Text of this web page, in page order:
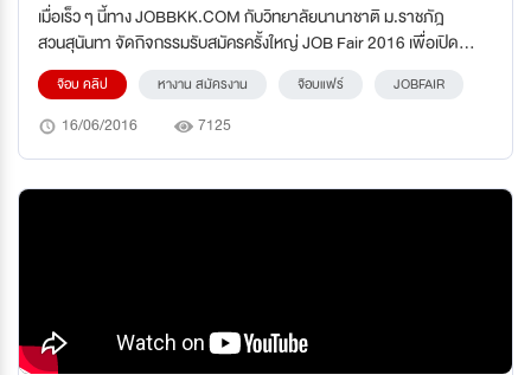
เมื่อเร็ว ๆ นี้ทาง JOBBKK.COM กับวิทยาลัยนานาชาติ ม.ราชภัฎ
สวนสุนันทา จัดกิจกรรมรับสมัครครั้งใหญ่ JOB Fair 2016 เพื่อเปิด
โอกาสให้นักศึกษาและผู้ประกอบการได้พบกัน
จ๊อบ คลิป หางาน สมัครงาน จ๊อบแฟร์ JOBFAIR
16/06/2016 7125